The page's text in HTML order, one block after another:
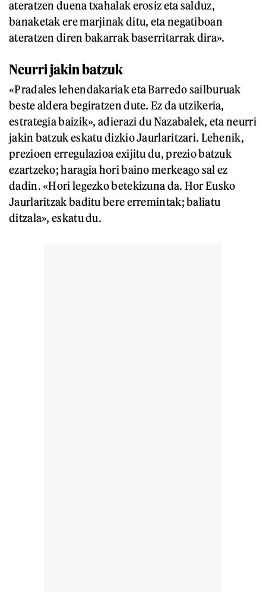
ateratzen duena txahalak erosiz eta salduz,
banaketak ere marjinak ditu, eta negatiboan
ateratzen diren bakarrak baserritarrak dira».
Neurri jakin batzuk
«Pradales lehendakariak eta Barredo sailburuak
beste aldera begiratzen dute. Ez da utzikeria,
estrategia baizik», adierazi du Nazabalek, eta neurri
jakin batzuk eskatu dizkio Jaurlaritzari. Lehenik,
prezioen erregulazioa exijitu du, prezio batzuk
ezartzeko; haragia hori baino merkeago sal ez
dadin. «Hori legezko betekizuna da. Hor Eusko
Jaurlaritzak baditu bere erremintak; baliatu
ditzala», eskatu du.